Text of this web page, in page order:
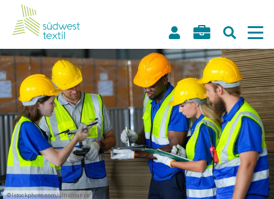
©Istockphoto.com/ultramansk